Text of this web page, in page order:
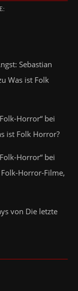
Sebastian
Was ist Folk
Horror“ bei
ist Folk Horror?
Horror“ bei
Horror-Filme,
von Die letzte